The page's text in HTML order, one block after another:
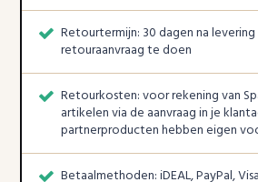
Retourtermijn: 30 dagen na
retouraanvraag te doen
Retourkosten: voor rekening van
artikelen via de aanvraag in je
partnerproducten hebben eigen
Betaalmethoden: iDEAL, PayPal,